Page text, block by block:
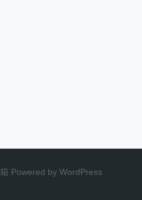
Powered by WordPress